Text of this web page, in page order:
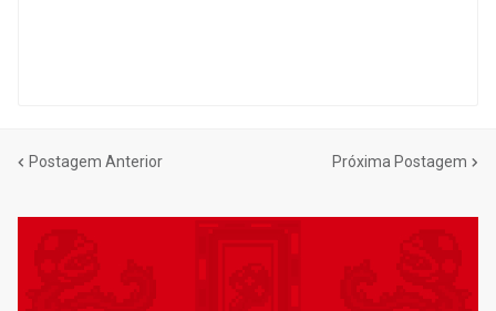
Postagem Anterior Próxima Postagem